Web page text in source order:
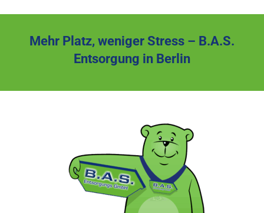
Mehr Platz, weniger Stress – B.A.S.
Entsorgung in Berlin